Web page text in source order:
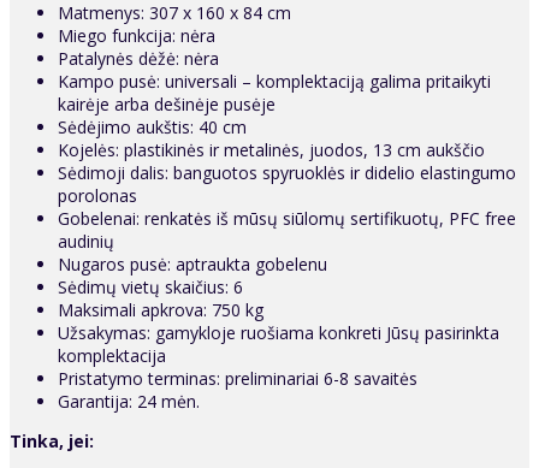
Matmenys: 307 x 160 x 84 cm
Miego funkcija: nėra
Patalynės dėžė: nėra
Kampo pusė: universali – komplektaciją galima pritaikyti
kairėje arba dešinėje pusėje
Sėdėjimo aukštis: 40 cm
Kojelės: plastikinės ir metalinės, juodos, 13 cm aukščio
Sėdimoji dalis: banguotos spyruoklės ir didelio elastingumo
porolonas
Gobelenai: renkatės iš mūsų siūlomų sertifikuotų, PFC free
audinių
Nugaros pusė: aptraukta gobelenu
Sėdimų vietų skaičius: 6
Maksimali apkrova: 750 kg
Užsakymas: gamykloje ruošiama konkreti Jūsų pasirinkta
komplektacija
Pristatymo terminas: preliminariai 6-8 savaitės
Garantija: 24 mėn.
Tinka, jei: